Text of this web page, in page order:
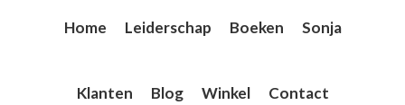
Home Leiderschap Boeken Sonja
Klanten Blog Winkel Contact